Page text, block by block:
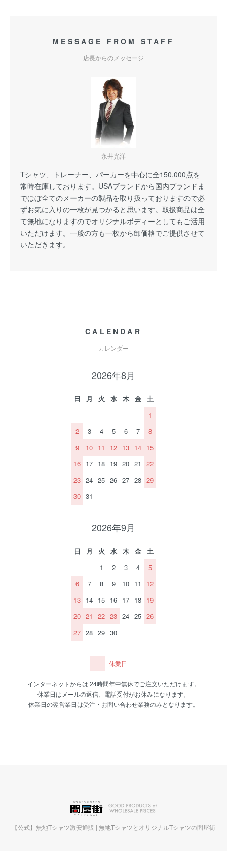
MESSAGE FROM STAFF
店長からのメッセージ
永井光洋
Tシャツ、トレーナー、パーカーを中心に全150,000点を
常時在庫しております。USAブランドから国内ブランドま
でほぼ全てのメーカーの製品を取り扱っておりますので必
ずお気に入りの一枚が見つかると思います。取扱商品は全
て無地になりますのでオリジナルボディーとしてもご活用
いただけます。一般の方も一枚から卸価格でご提供させて
いただきます。
CALENDAR
カレンダー
2026年8月
日 月 火 水 木 金
土
1
2
3 4 5 6 7
8
9
10 11 12 13 14 15
16 17 18 19 20 21
22
23 24 25 26 27 28 29
30 31
2026年9月
日 月 火 水 木 金
土
1
2 3 4
5
6
7 8 9 10 11
12
13 14 15 16 17 18 19
20 21 22 23 24 25 26
27 28 29 30
休業日
インターネットからは 24時間年中無休でご注文いただけます。
休業日はメールの返信、電話受付がお休みになります。
休業日の翌営業日は受注・お問い合わせ業務のみとなります。
【公式】無地Tシャツ激安通販 | 無地TシャツとオリジナルTシャツの問屋街